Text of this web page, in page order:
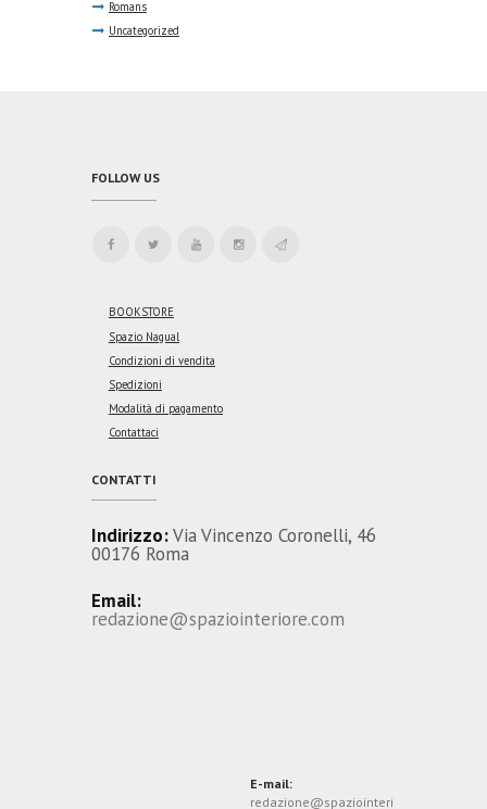
Romans
Uncategorized
FOLLOW US
BOOKSTORE
Spazio Nagual
Condizioni di vendita
Spedizioni
Modalità di pagamento
Contattaci
CONTATTI
Indirizzo:Via Vincenzo Coronelli, 46
00176 Roma
Email:
redazione@spaziointeriore.com
E-mail:
redazione@spaziointeri